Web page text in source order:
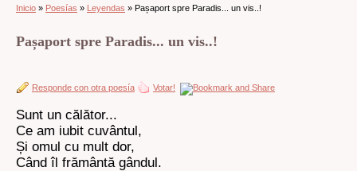
Inicio » Poesías » Leyendas » Pașaport spre Paradis... un vis..!
Pașaport spre Paradis... un vis..!
Responde con otra poesía Votar!
Sunt un călător...
Ce am iubit cuvântul,
Și omul cu mult dor,
Când îl frământă gândul.